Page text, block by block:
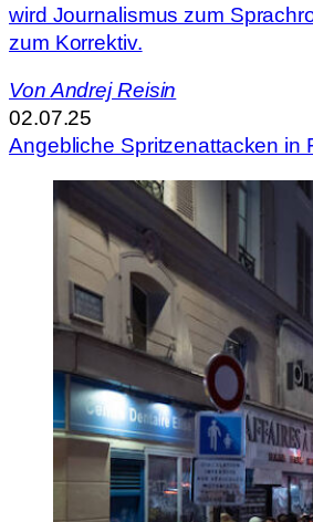
wird Journalismus zum
zum Korrektiv.
VonAndrej Reisin
02.07.25
Angebliche Spritzenattacken in